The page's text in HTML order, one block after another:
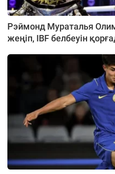
Рэймонд Мураталья
жеңіп, IBF белбеуін